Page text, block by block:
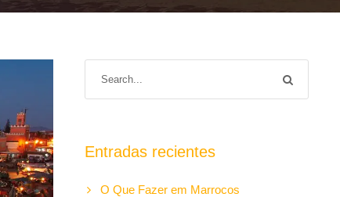
Entradas recientes
O Que Fazer em Marrocos